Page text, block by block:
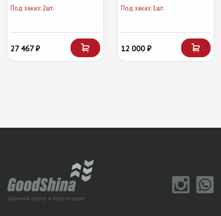
Под заказ: 2шт.
27 467 ₽
Под заказ: 1шт.
12 000 ₽
Шинный центр в Краснодаре